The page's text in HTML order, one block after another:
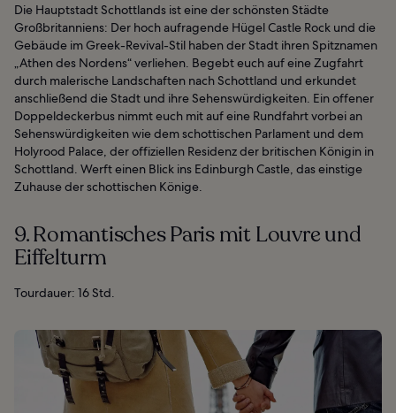
Die Hauptstadt Schottlands ist eine der schönsten Städte
Großbritanniens: Der hoch aufragende Hügel Castle Rock und die
Gebäude im Greek-Revival-Stil haben der Stadt ihren Spitznamen
„Athen des Nordens“ verliehen. Begebt euch auf eine Zugfahrt
durch malerische Landschaften nach Schottland und erkundet
anschließend die Stadt und ihre Sehenswürdigkeiten. Ein offener
Doppeldeckerbus nimmt euch mit auf eine Rundfahrt vorbei an
Sehenswürdigkeiten wie dem schottischen Parlament und dem
Holyrood Palace, der offiziellen Residenz der britischen Königin in
Schottland. Werft einen Blick ins Edinburgh Castle, das einstige
Zuhause der schottischen Könige.
9. Romantisches Paris mit Louvre und
Eiffelturm
Tourdauer: 16 Std.